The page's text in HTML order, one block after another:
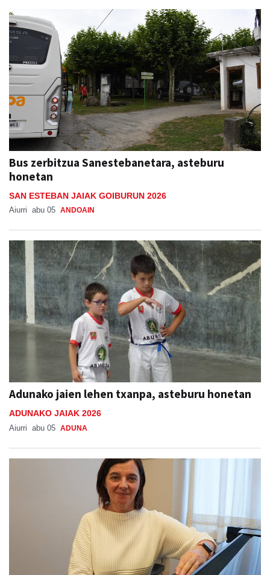
Bus zerbitzua Sanestebanetara, asteburu
honetan
SAN ESTEBAN JAIAK GOIBURUN 2026
Aiurri abu 05 ANDOAIN
Adunako jaien lehen txanpa, asteburu honetan
ADUNAKO JAIAK 2026
Aiurri abu 05 ADUNA